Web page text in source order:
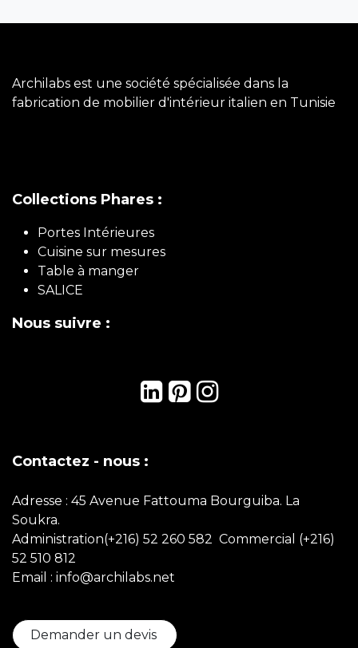
d'entrée
Archilabs est une société spécialisée dans la
fabrication de mobilier d'intérieur italien en Tunisie